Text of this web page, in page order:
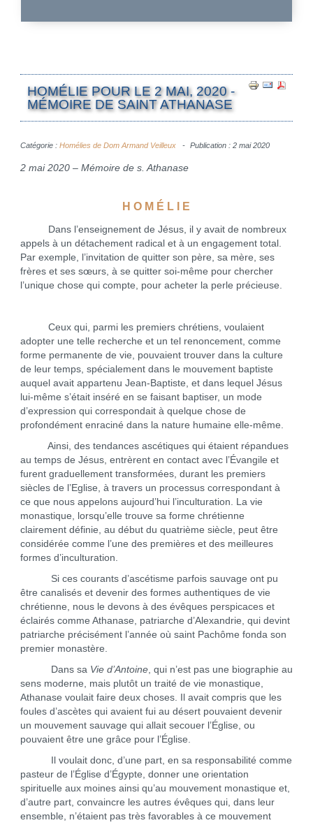
HOMÉLIE POUR LE 2 MAI, 2020 -
MÉMOIRE DE SAINT ATHANASE
Catégorie : Homélies de Dom Armand Veilleux Publication : 2 mai 2020
2 mai 2020 – Mémoire de s. Athanase
H O M É L I E
Dans l’enseignement de Jésus, il y avait de nombreux
appels à un détachement radical et à un engagement total.
Par exemple, l’invitation de quitter son père, sa mère, ses
frères et ses sœurs, à se quitter soi-même pour chercher
l’unique chose qui compte, pour acheter la perle précieuse.
Ceux qui, parmi les premiers chrétiens, voulaient
adopter une telle recherche et un tel renoncement, comme
forme permanente de vie, pouvaient trouver dans la culture
de leur temps, spécialement dans le mouvement baptiste
auquel avait appartenu Jean-Baptiste, et dans lequel Jésus
lui-même s’était inséré en se faisant baptiser, un mode
d’expression qui correspondait à quelque chose de
profondément enraciné dans la nature humaine elle-même.
Ainsi, des tendances ascétiques qui étaient répandues
au temps de Jésus, entrèrent en contact avec l’Évangile et
furent graduellement transformées, durant les premiers
siècles de l’Eglise, à travers un processus correspondant à
ce que nous appelons aujourd’hui l’inculturation. La vie
monastique, lorsqu’elle trouve sa forme chrétienne
clairement définie, au début du quatrième siècle, peut être
considérée comme l’une des premières et des meilleures
formes d’inculturation.
Si ces courants d’ascétisme parfois sauvage ont pu
être canalisés et devenir des formes authentiques de vie
chrétienne, nous le devons à des évêques perspicaces et
éclairés comme Athanase, patriarche d’Alexandrie, qui devint
patriarche précisément l’année où saint Pachôme fonda son
premier monastère.
Dans sa Vie d’Antoine, qui n’est pas une biographie au
sens moderne, mais plutôt un traité de vie monastique,
Athanase voulait faire deux choses. Il avait compris que les
foules d’ascètes qui avaient fui au désert pouvaient devenir
un mouvement sauvage qui allait secouer l’Église, ou
pouvaient être une grâce pour l’Église.
Il voulait donc, d’une part, en sa responsabilité comme
pasteur de l’Église d’Égypte, donner une orientation
spirituelle aux moines ainsi qu’au mouvement monastique et,
d’autre part, convaincre les autres évêques qui, dans leur
ensemble, n’étaient pas très favorables à ce mouvement